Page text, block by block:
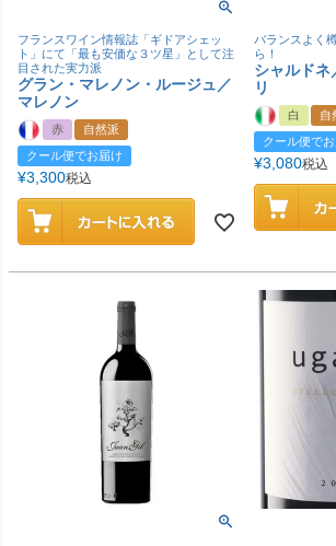
フランスワイン情報誌「ギドアシェッ
ト」にて「最も安価な３ツ星」として注
目された実力派
グラン・マレノン・ルージュ／
マレノン
赤
自然派
クール便でお届け
¥3,300税込
バランスよく
ら！
シャルドネ
リ
白
自
クール便で
¥3,080税込